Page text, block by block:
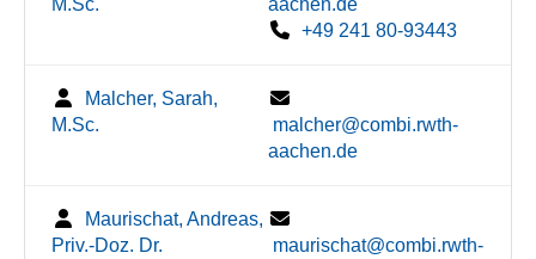
M.Sc.
aachen.de
+49 241 80-93443
Malcher, Sarah,
M.Sc.
malcher@combi.rwth-
aachen.de
Maurischat, Andreas,
Priv.-Doz. Dr.
maurischat@combi.rwth-